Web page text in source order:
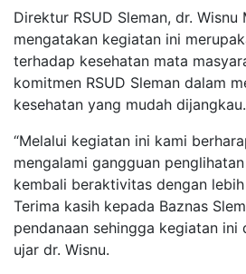
Direktur RSUD Sleman, dr. Wisnu
mengatakan kegiatan ini
terhadap kesehatan mata
komitmen RSUD Sleman dalam
kesehatan yang mudah dijangkau.
“Melalui kegiatan ini kami
mengalami gangguan
kembali beraktivitas dengan
Terima kasih kepada Baznas
pendanaan sehingga kegiatan ini
ujar dr. Wisnu.